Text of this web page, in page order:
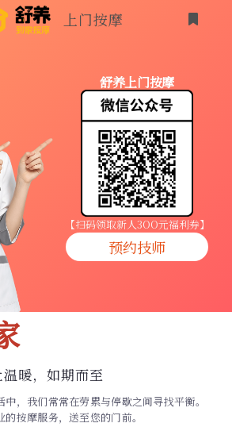
上门按摩
舒养上门按摩
【扫码领取新人3OO元福利券】
预约技师
温暖，如期而至
，我们常常在劳累与停歇之间寻找平衡。
按摩服务，送至您的门前。